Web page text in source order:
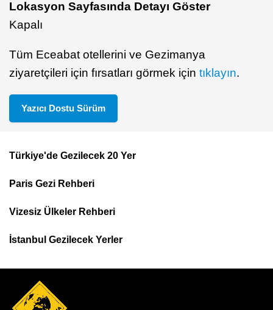
Lokasyon Sayfasında Detayı Göster
Kapalı
Tüm Eceabat otellerini ve Gezimanya
ziyaretçileri için fırsatları görmek için tıklayın.
Yazıcı Dostu Sürüm
Top
Menu
Türkiye'de Gezilecek 20 Yer
Paris Gezi Rehberi
Vizesiz Ülkeler Rehberi
İstanbul Gezilecek Yerler